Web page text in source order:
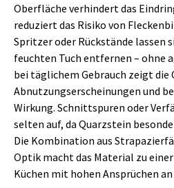
Oberfläche verhindert das
reduziert das Risiko von
Spritzer oder Rückstände lassen
feuchten Tuch entfernen – ohne
bei täglichem Gebrauch zeigt die
Abnutzungserscheinungen und
Wirkung. Schnittspuren oder
selten auf, da Quarzstein
Die Kombination aus
Optik macht das Material zu
Küchen mit hohen Ansprüchen